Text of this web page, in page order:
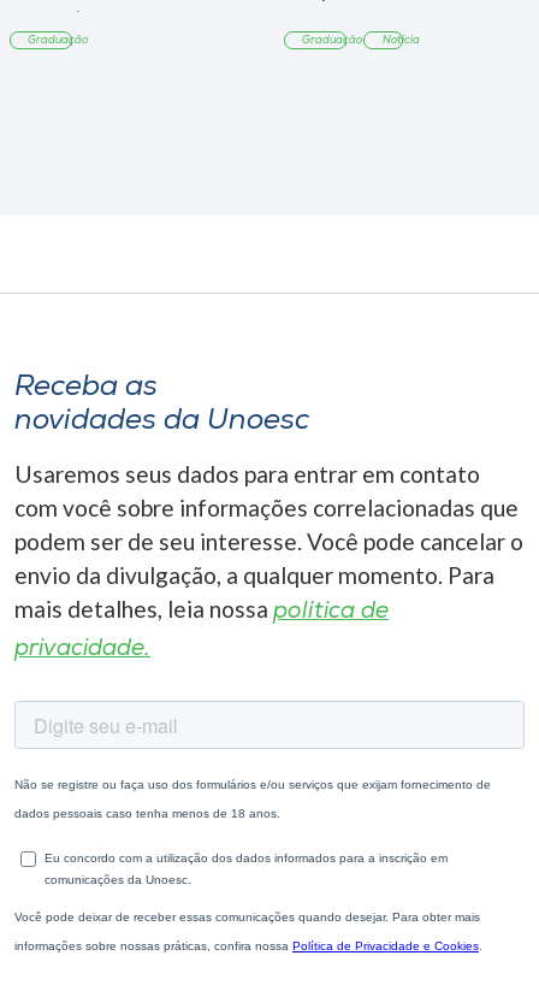
Graduação Graduação Notícia
Receba as
novidades da Unoesc
Usaremos seus dados para entrar em contato
com você sobre informações correlacionadas que
podem ser de seu interesse. Você pode cancelar o
envio da divulgação, a qualquer momento. Para
mais detalhes, leia nossa política de
privacidade.